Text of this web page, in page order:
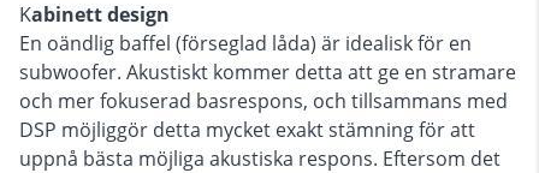
Kabinett design
En oändlig baffel (förseglad låda) är idealisk för en
subwoofer. Akustiskt kommer detta att ge en stramare
och mer fokuserad basrespons, och tillsammans med
DSP möjliggör detta mycket exakt stämning för att
uppnå bästa möjliga akustiska respons. Eftersom det